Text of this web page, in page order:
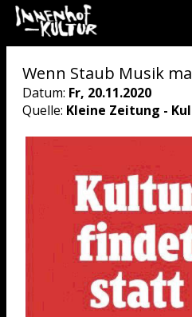
Wenn Staub Musik
Datum: Fr, 20.11.2020
Quelle: Kleine Zeitung -